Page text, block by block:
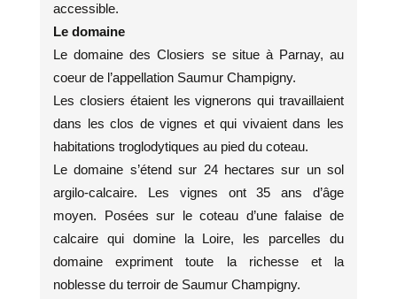
accessible.
Le domaine
Le domaine des Closiers se situe à Parnay, au
coeur de l’appellation Saumur Champigny.
Les closiers étaient les vignerons qui travaillaient
dans les clos de vignes et qui vivaient dans les
habitations troglodytiques au pied du coteau.
Le domaine s’étend sur 24 hectares sur un sol
argilo-calcaire. Les vignes ont 35 ans d’âge
moyen. Posées sur le coteau d’une falaise de
calcaire qui domine la Loire, les parcelles du
domaine expriment toute la richesse et la
noblesse du terroir de Saumur Champigny.